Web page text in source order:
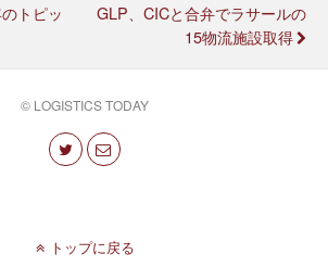
トピッ
GLP、CICと合弁でラサールの
15物流施設取得
© LOGISTICS TODAY
トップに戻る